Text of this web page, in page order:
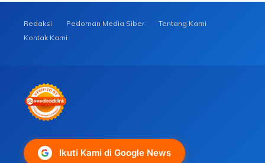
Redaksi Pedoman Media Siber
Tentang Kami
Kontak Kami
Ikuti Kami di Google News